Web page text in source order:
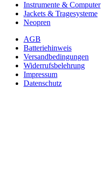
Instrumente & Computer
Jackets & Tragesysteme
Neopren
AGB
Batteriehinweis
Versandbedingungen
Widerrufsbelehrung
Impressum
Datenschutz